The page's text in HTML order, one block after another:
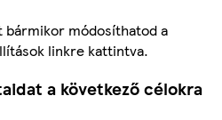
bármikor módosíthatod a
linkre kattintva.
a következő célokra